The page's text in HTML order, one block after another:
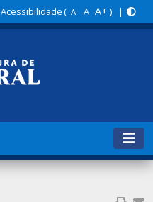
Acessibilidade( A- A A+ ) |